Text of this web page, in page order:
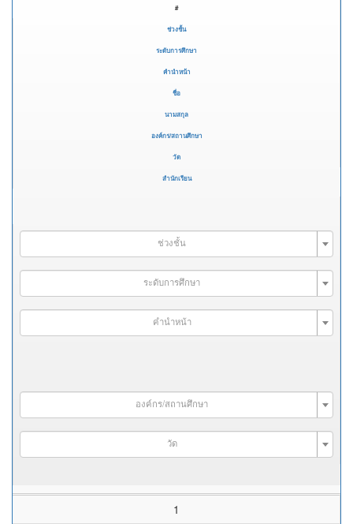
#
ช่วงชั้น
ระดับการศึกษา
คำนำหน้า
ชื่อ
นามสกุล
องค์กร/สถานศึกษา
วัด
สำนักเรียน
ช่วงชั้น
ระดับการศึกษา
คำนำหน้า
องค์กร/สถานศึกษา
วัด
1